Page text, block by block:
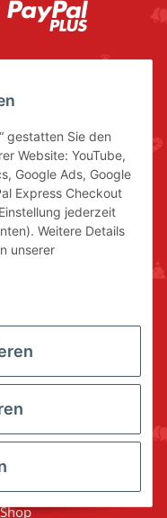
zzgl.
gestatten Sie den
Website: YouTube,
Google Ads, Google
Express Checkout
jederzeit
Weitere Details
unserer